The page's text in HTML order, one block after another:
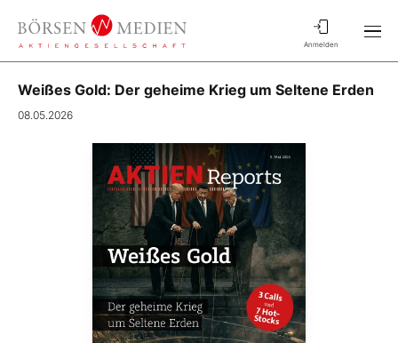
Anmelden
Weißes Gold: Der geheime Krieg um Seltene Erden
08.05.2026